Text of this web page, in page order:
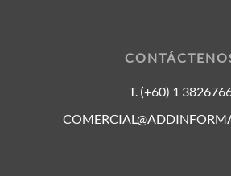
T. (+60) 1